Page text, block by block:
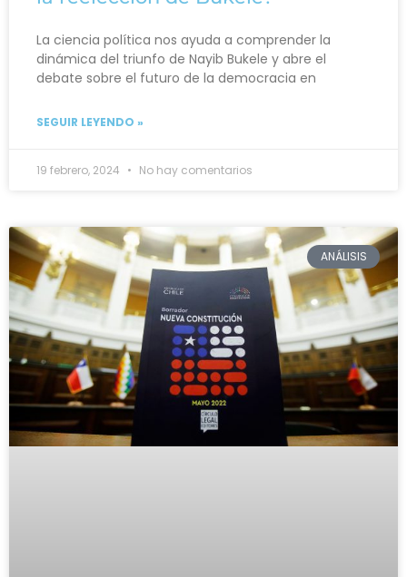
La ciencia política nos ayuda a comprender la
dinámica del triunfo de Nayib Bukele y abre el
debate sobre el futuro de la democracia en
SEGUIR LEYENDO »
19 febrero, 2024 No hay comentarios
ANÁLISIS